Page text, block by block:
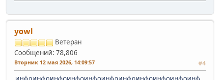
yowl
Ветеран
Сообщений: 78,806
Вторник 12 мая 2026, 14:09:57 #4